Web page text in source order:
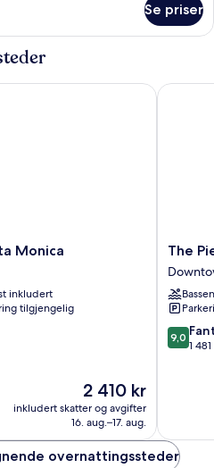
Se priser
Monica
inkludert
tilgjengelig
Prisen
2 410 kr
2 410 kr
inkludert skatter og avgifter
16. aug.–17. aug.
The
Pierside
Santa
Monica
Santa
Monica
The
9.0
av
9,0
1
The
overnattingssteder